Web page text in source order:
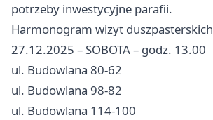
potrzeby inwestycyjne parafii.
Harmonogram wizyt duszpasterskich
27.12.2025 – SOBOTA – godz. 13.00
ul. Budowlana 80-62
ul. Budowlana 98-82
ul. Budowlana 114-100